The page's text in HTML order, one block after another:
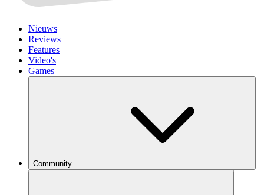
Nieuws
Reviews
Features
Video's
Games
Community